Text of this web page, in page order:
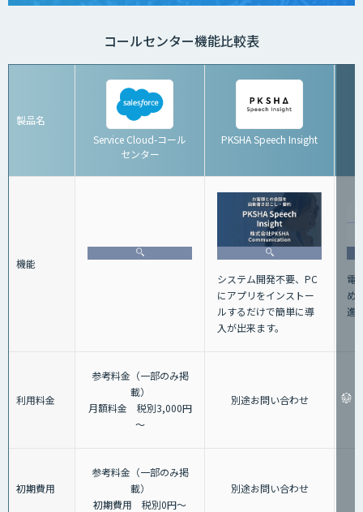
コールセンター機能比較表
製品名
Service Cloud-コール
センター
PKSHA Speech Insight
機能
システム開発不要、PC
にアプリをインストー
ルするだけで簡単に導
入が出来ます。
電
め
進
利用料金
参考料金（一部のみ掲
載）
月額料金 税別3,000円
～
別途お問い合わせ
初期費用
参考料金（一部のみ掲
載）
初期費用 税別0円～
別途お問い合わせ